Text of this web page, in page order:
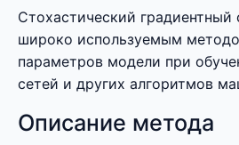
Стохастический градиентный
широко используемым
параметров модели при
сетей и других алгоритмов
Описание метода